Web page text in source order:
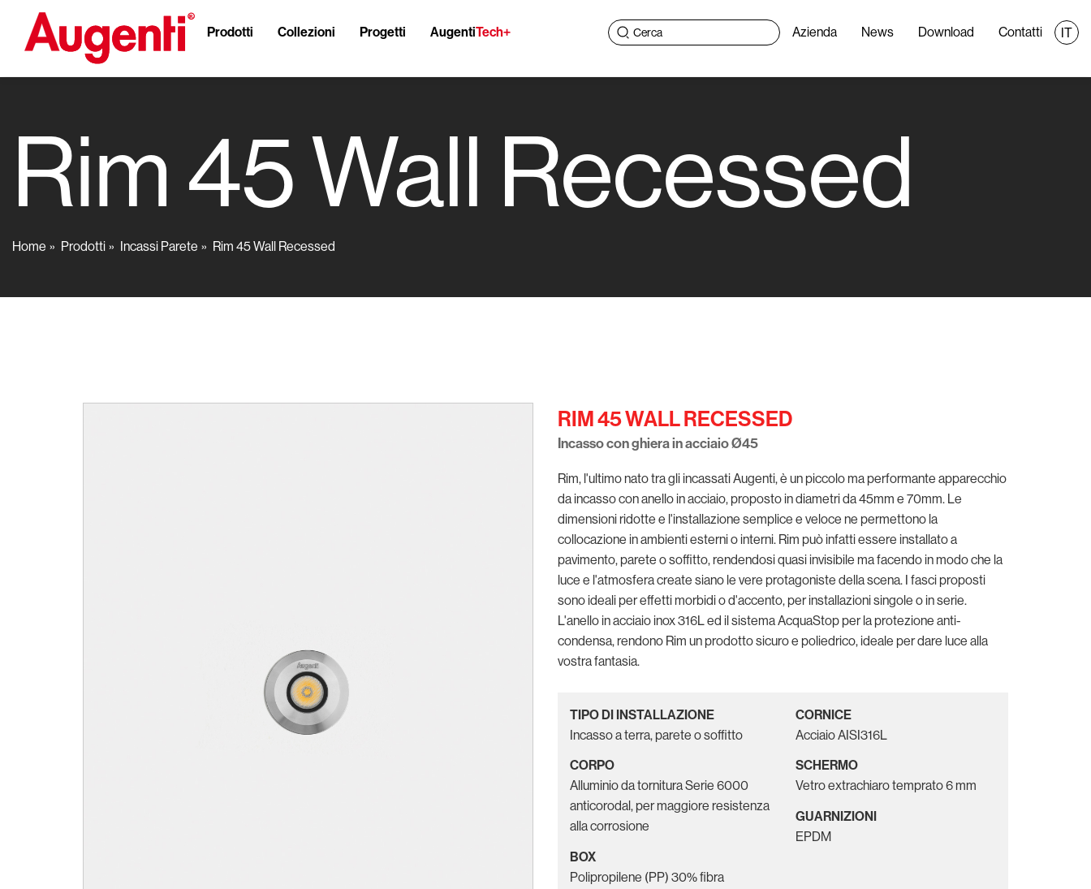
Prodotti Collezioni Progetti AugentiTech+ Azienda News Download Contatti IT
Rim 45 Wall Recessed
Home Prodotti Incassi Parete Rim 45 Wall Recessed
RIM 45 WALL RECESSED
Incasso con ghiera in acciaio Ø45
Rim, l'ultimo nato tra gli incassati Augenti, è un piccolo ma performante apparecchio
da incasso con anello in acciaio, proposto in diametri da 45mm e 70mm. Le
dimensioni ridotte e l'installazione semplice e veloce ne permettono la
collocazione in ambienti esterni o interni. Rim può infatti essere installato a
pavimento, parete o soffitto, rendendosi quasi invisibile ma facendo in modo che la
luce e l'atmosfera create siano le vere protagoniste della scena. I fasci proposti
sono ideali per effetti morbidi o d'accento, per installazioni singole o in serie.
L'anello in acciaio inox 316L ed il sistema AcquaStop per la protezione anti-
condensa, rendono Rim un prodotto sicuro e poliedrico, ideale per dare luce alla
vostra fantasia.
TIPO DI INSTALLAZIONE
Incasso a terra, parete o soffitto
CORPO
Alluminio da tornitura Serie 6000
anticorodal, per maggiore resistenza
alla corrosione
BOX
Polipropilene (PP) 30% fibra
CORNICE
Acciaio AISI316L
SCHERMO
Vetro extrachiaro temprato 6 mm
GUARNIZIONI
EPDM